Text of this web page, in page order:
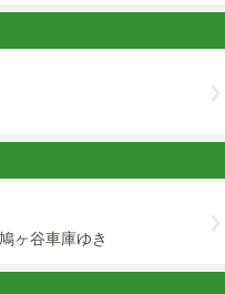
ヶ谷車庫ゆき